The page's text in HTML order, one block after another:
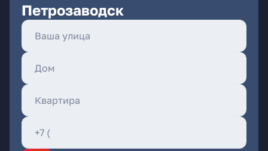
Петрозаводск